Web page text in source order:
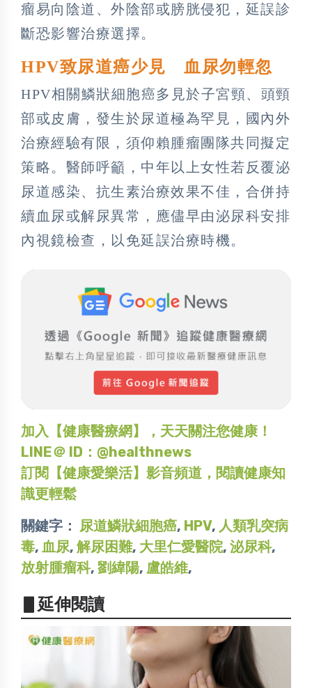
瘤易向陰道、外陰部或膀胱侵犯，延誤診
斷恐影響治療選擇。
HPV致尿道癌少見 血尿勿輕忽
HPV相關鱗狀細胞癌多見於子宮頸、頭頸
部或皮膚，發生於尿道極為罕見，國內外
治療經驗有限，須仰賴腫瘤團隊共同擬定
策略。醫師呼籲，中年以上女性若反覆泌
尿道感染、抗生素治療效果不佳，合併持
續血尿或解尿異常，應儘早由泌尿科安排
內視鏡檢查，以免延誤治療時機。
加入【健康醫療網】，天天關注您健康！
LINE＠ ID：@healthnews
訂閱【健康愛樂活】影音頻道，閱讀健康知
識更輕鬆
關鍵字： 尿道鱗狀細胞癌, HPV, 人類乳突病
毒, 血尿, 解尿困難, 大里仁愛醫院, 泌尿科,
放射腫瘤科, 劉緯陽, 盧皓維,
▋延伸閱讀